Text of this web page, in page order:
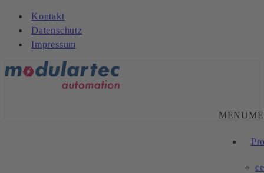
Kontakt
Datenschutz
Impressum
MENU